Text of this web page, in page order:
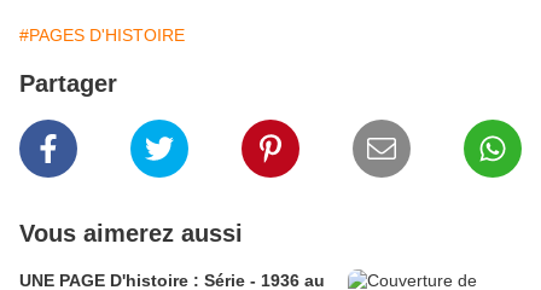
#PAGES D'HISTOIRE
Partager
Vous aimerez aussi
UNE PAGE D'histoire : Série - 1936 au